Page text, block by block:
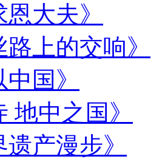
恩大夫》
路上的交响》
中国》
地中之国》
遗产漫步》